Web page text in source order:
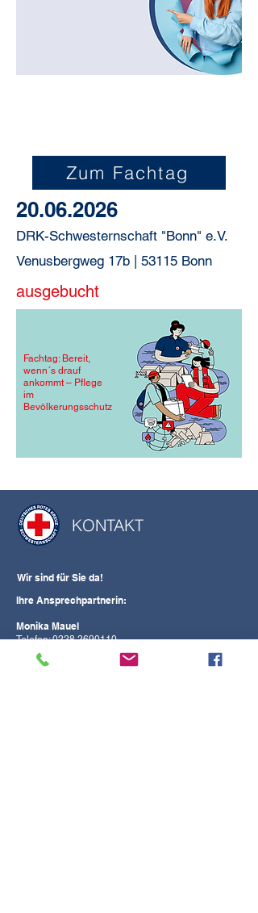
Zum Fachtag
20.06.2026
DRK-Schwesternschaft "Bonn" e.V.
Venusbergweg 17b | 53115 Bonn
ausgebucht
Fachtag: Bereit,
wenn´s drauf
ankommt – Pflege
im
Bevölkerungsschutz
KONTAKT
Wir sind für Sie da!
Ihre Ansprechpartnerin:
Monika Mauel
Telefon:0228 2690110
kongress(at)schwesternschaft-
bonn.drk.de